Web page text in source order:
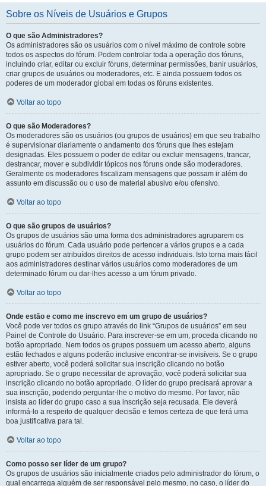
Sobre os Níveis de Usuários e Grupos
O que são Administradores?
Os administradores são os usuários com o nível máximo de controle sobre
todos os aspectos do fórum. Podem controlar toda a operação dos fóruns,
incluindo criar, editar ou excluir fóruns, determinar permissões, banir usuários,
criar grupos de usuários ou moderadores, etc. E ainda possuem todos os
poderes de um moderador global em todas os fóruns existentes.
Voltar ao topo
O que são Moderadores?
Os moderadores são os usuários (ou grupos de usuários) em que seu trabalho
é supervisionar diariamente o andamento dos fóruns que lhes estejam
designadas. Eles possuem o poder de editar ou excluir mensagens, trancar,
destrancar, mover e subdividir tópicos nos fóruns onde são moderadores.
Geralmente os moderadores fiscalizam mensagens que possam ir além do
assunto em discussão ou o uso de material abusivo e/ou ofensivo.
Voltar ao topo
O que são grupos de usuários?
Os grupos de usuários são uma forma dos administradores agruparem os
usuários do fórum. Cada usuário pode pertencer a vários grupos e a cada
grupo podem ser atribuídos direitos de acesso individuais. Isto torna mais fácil
aos administradores destinar vários usuários como moderadores de um
determinado fórum ou dar-lhes acesso a um fórum privado.
Voltar ao topo
Onde estão e como me inscrevo em um grupo de usuários?
Você pode ver todos os grupo através do link “Grupos de usuários” em seu
Painel de Controle do Usuário. Para inscrever-se em um, proceda clicando no
botão apropriado. Nem todos os grupos possuem um acesso aberto, alguns
estão fechados e alguns poderão inclusive encontrar-se invisíveis. Se o grupo
estiver aberto, você poderá solicitar sua inscrição clicando no botão
apropriado. Se o grupo necessitar de aprovação, você poderá solicitar sua
inscrição clicando no botão apropriado. O líder do grupo precisará aprovar a
sua inscrição, podendo perguntar-lhe o motivo do mesmo. Por favor, não
insista ao líder do grupo caso a sua inscrição seja recusada. Ele deverá
informá-lo a respeito de qualquer decisão e temos certeza de que terá uma
boa justificativa para tal.
Voltar ao topo
Como posso ser líder de um grupo?
Os grupos de usuários são inicialmente criados pelo administrador do fórum, o
qual encarrega alguém de ser responsável pelo mesmo, no caso, o líder do